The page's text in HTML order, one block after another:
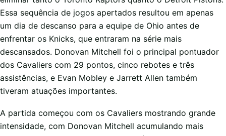
Essa sequência de jogos apertados resultou em apenas
um dia de descanso para a equipe de Ohio antes de
enfrentar os Knicks, que entraram na série mais
descansados. Donovan Mitchell foi o principal pontuador
dos Cavaliers com 29 pontos, cinco rebotes e três
assistências, e Evan Mobley e Jarrett Allen também
tiveram atuações importantes.
A partida começou com os Cavaliers mostrando grande
intensidade, com Donovan Mitchell acumulando mais